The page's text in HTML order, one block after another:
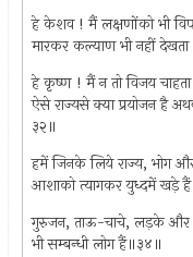
हे केशव ! मैं लक्षणोंको भी
मारकर कल्याण भी नहीं
हे कृष्ण ! मैं न तो विजय
ऐसे राज्यसे क्या प्रयोजन है
३२॥
हमें जिनके लिये राज्य, भोग
आशाको त्यागकर युध्दमें खड़े
गुरुजन, ताऊ-चाचे, लड़के और
भी सम्बन्धी लोग हैं॥३४॥